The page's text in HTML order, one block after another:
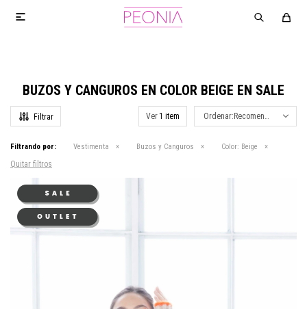

BUZOS Y CANGUROS EN COLOR BEIGE EN SALE
Ver Recomendados
Filtrando por: Vestimenta Buzos y Canguros Color: Beige
Quitar filtros